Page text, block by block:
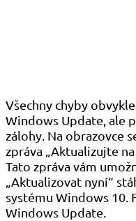
Všechny chyby
Windows Update, ale
zálohy. Na obrazovce
zpráva „Aktualizujte
Tato zpráva vám
„Aktualizovat nyní“
systému Windows 10.
Windows Update.